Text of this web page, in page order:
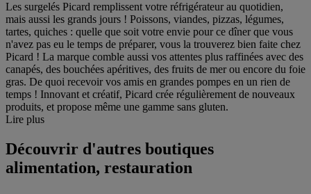
Les surgelés Picard remplissent votre réfrigérateur au quotidien,
mais aussi les grands jours ! Poissons, viandes, pizzas, légumes,
tartes, quiches : quelle que soit votre envie pour ce dîner que vous
n'avez pas eu le temps de préparer, vous la trouverez bien faite chez
Picard ! La marque comble aussi vos attentes plus raffinées avec des
canapés, des bouchées apéritives, des fruits de mer ou encore du foie
gras. De quoi recevoir vos amis en grandes pompes en un rien de
temps ! Innovant et créatif, Picard crée régulièrement de nouveaux
produits, et propose même une gamme sans gluten.
Lire plus
Découvrir d'autres boutiques
alimentation, restauration